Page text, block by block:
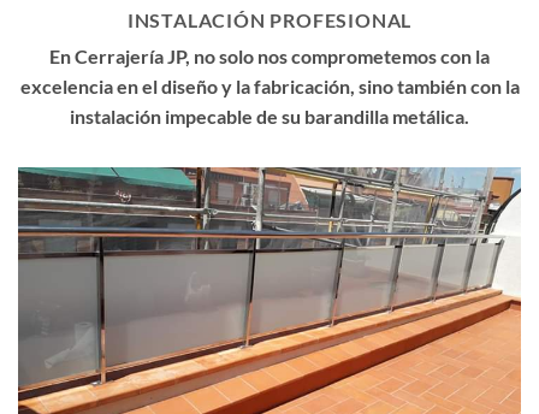
INSTALACIÓN PROFESIONAL
En Cerrajería JP, no solo nos comprometemos con la
excelencia en el diseño y la fabricación, sino también con la
instalación impecable de su barandilla metálica.